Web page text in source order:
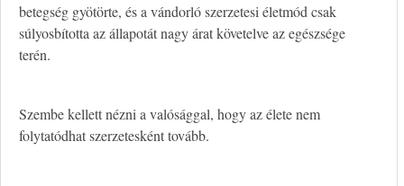
betegség gyötörte, és a vándorló szerzetesi életmód csak
súlyosbította az állapotát nagy árat követelve az egészsége
terén.
Szembe kellett nézni a valósággal, hogy az élete nem
folytatódhat szerzetesként tovább.